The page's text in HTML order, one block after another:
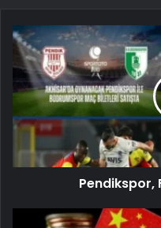
Pendikspor,